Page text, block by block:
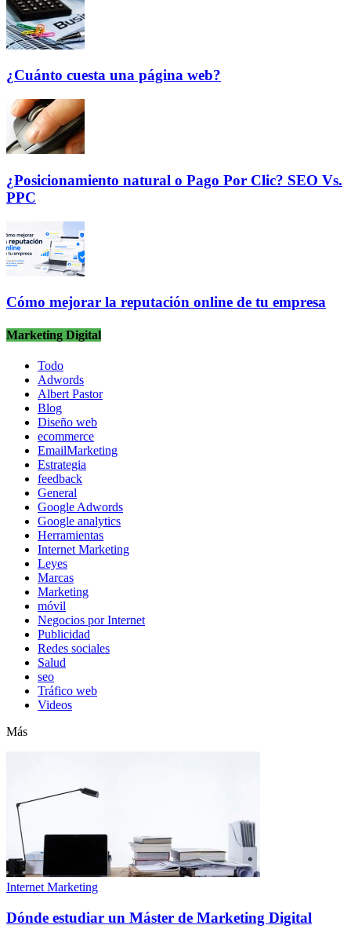
¿Cuánto cuesta una página web?
¿Posicionamiento natural o Pago Por Clic? SEO Vs.
PPC
Cómo mejorar la reputación online de tu empresa
Marketing Digital
Todo
Adwords
Albert Pastor
Blog
Diseño web
ecommerce
EmailMarketing
Estrategia
feedback
General
Google Adwords
Google analytics
Herramientas
Internet Marketing
Leyes
Marcas
Marketing
móvil
Negocios por Internet
Publicidad
Redes sociales
Salud
seo
Tráfico web
Videos
Más
Internet Marketing
Dónde estudiar un Máster de Marketing Digital